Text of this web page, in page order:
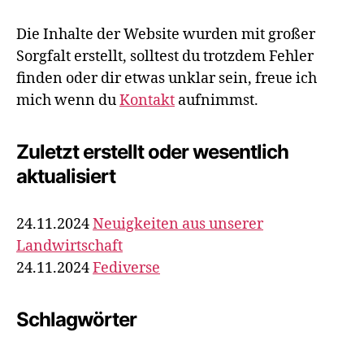
Die Inhalte der Website wurden mit großer
Sorgfalt erstellt, solltest du trotzdem Fehler
finden oder dir etwas unklar sein, freue ich
mich wenn duKontakt aufnimmst.
Zuletzt erstellt oder wesentlich
aktualisiert
24.11.2024Neuigkeiten aus unserer
Landwirtschaft
24.11.2024Fediverse
Schlagwörter